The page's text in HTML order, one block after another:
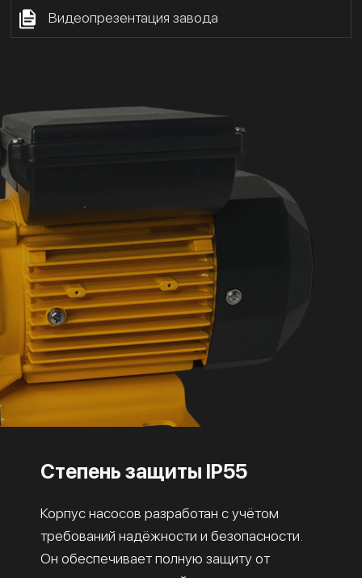
Видеопрезентация завода
Степень защиты IP55
Корпус насосов разработан с учётом
требований надёжности и безопасности.
Он обеспечивает полную защиту от